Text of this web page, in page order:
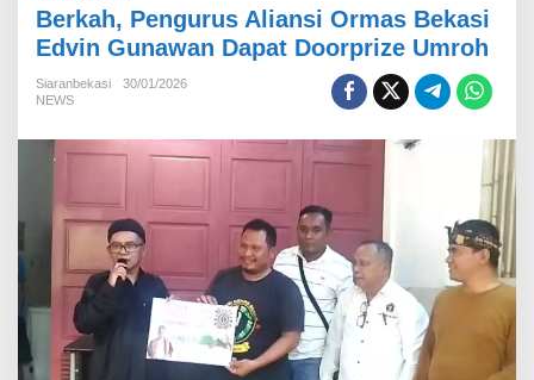
a
h
n
g
r
u
A
l
i
a
n
Berkah, Pengurus Aliansi Ormas Bekasi
Edvin Gunawan Dapat Doorprize Umroh
Siaranbekasi
30/01/2026
NEWS